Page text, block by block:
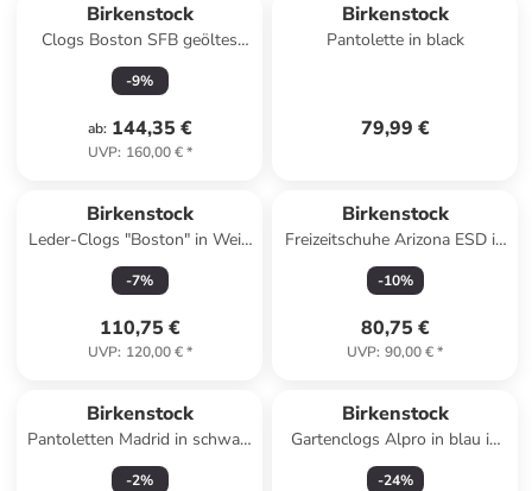
Birkenstock
Clogs Boston SFB geöltes
Nubukleder Weichbettung
normal in grau
-9%
ab: 144,35 €
UVP: 160,00 €*
Birkenstock
Pantolette in black
79,99 €
Birkenstock
Leder-Clogs "Boston" in Weiß
- Weite S
-7%
110,75 €
UVP: 120,00 €*
Birkenstock
Freizeitschuhe Arizona ESD in
schwarz in schwarz
-10%
80,75 €
UVP: 90,00 €*
Birkenstock
Pantoletten Madrid in schwarz
in schwarz
-2%
Birkenstock
Gartenclogs Alpro in blau in
blau
-24%